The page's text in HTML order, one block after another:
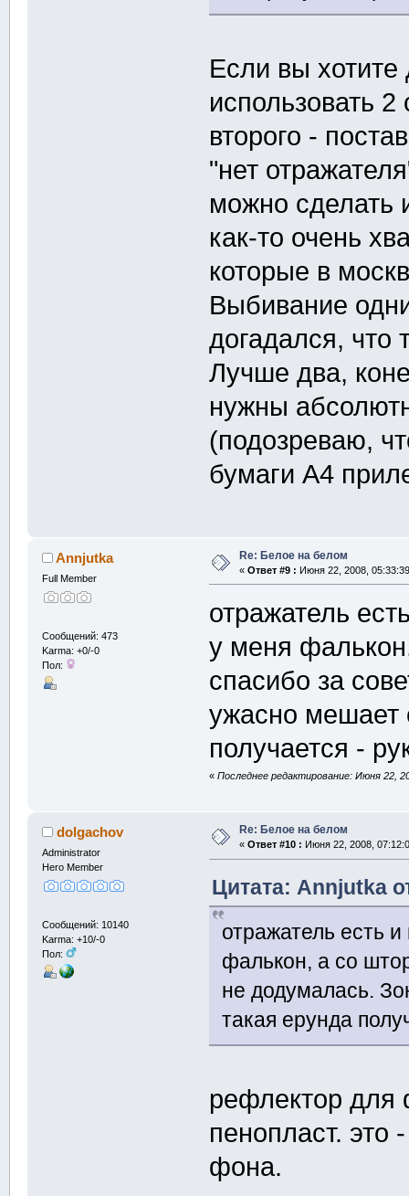
Если вы хотите
использовать
второго -
"нет
можно сделать
как-то очень
которые в
Выбивание
догадался, что
Лучше два,
нужны
(подозреваю,
бумаги А4
Annjutka
Full Member
Сообщений: 473
Karma: +0/-0
Пол:
Re: Белое на белом
« Ответ #9 : Июня 22, 2008,
отражатель
у меня
спасибо за
ужасно мешает
получается -
«Последнее редактирование: Июня 22,
dolgachov
Administrator
Hero Member
Сообщений: 10140
Karma: +10/-0
Пол:
Re: Белое на белом
« Ответ #10 : Июня 22, 2008,
Цитата: Annjutka
отражатель есть
фалькон, а со
не додумалась.
такая ерунда
рефлектор для
пенопласт.
фона.